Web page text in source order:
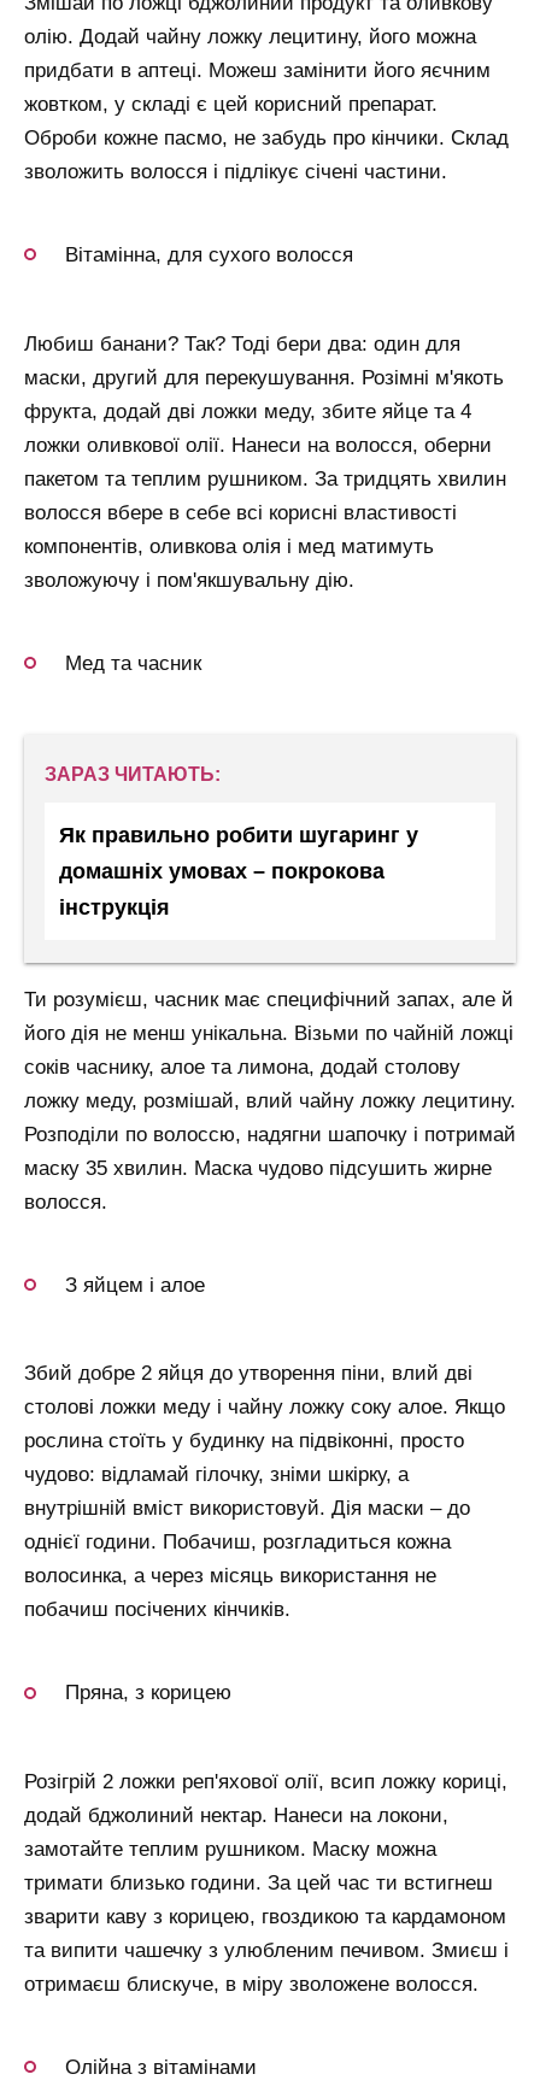
олію. Додай чайну ложку лецитину, його можна
придбати в аптеці. Можеш замінити його яєчним
жовтком, у складі є цей корисний препарат.
Оброби кожне пасмо, не забудь про кінчики. Склад
зволожить волосся і підлікує січені частини.
Вітамінна, для сухого волосся
Любиш банани? Так? Тоді бери два: один для
маски, другий для перекушування. Розімні м'якоть
фрукта, додай дві ложки меду, збите яйце та 4
ложки оливкової олії. Нанеси на волосся, оберни
пакетом та теплим рушником. За тридцять хвилин
волосся вбере в себе всі корисні властивості
компонентів, оливкова олія і мед матимуть
зволожуючу і пом'якшувальну дію.
Мед та часник
ЗАРАЗ ЧИТАЮТЬ:
Як правильно робити шугаринг у
домашніх умовах – покрокова
інструкція
Ти розумієш, часник має специфічний запах, але й
його дія не менш унікальна. Візьми по чайній ложці
соків часнику, алое та лимона, додай столову
ложку меду, розмішай, влий чайну ложку лецитину.
Розподіли по волоссю, надягни шапочку і потримай
маску 35 хвилин. Маска чудово підсушить жирне
волосся.
З яйцем і алое
Збий добре 2 яйця до утворення піни, влий дві
столові ложки меду і чайну ложку соку алое. Якщо
рослина стоїть у будинку на підвіконні, просто
чудово: відламай гілочку, зніми шкірку, а
внутрішній вміст використовуй. Дія маски – до
однієї години. Побачиш, розгладиться кожна
волосинка, а через місяць використання не
побачиш посічених кінчиків.
Пряна, з корицею
Розігрій 2 ложки реп'яхової олії, всип ложку кориці,
додай бджолиний нектар. Нанеси на локони,
замотайте теплим рушником. Маску можна
тримати близько години. За цей час ти встигнеш
зварити каву з корицею, гвоздикою та кардамоном
та випити чашечку з улюбленим печивом. Змиєш і
отримаєш блискуче, в міру зволожене волосся.
Олійна з вітамінами